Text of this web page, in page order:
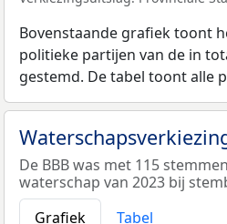
Bovenstaande grafiek toont
politieke partijen van de in
gestemd. De tabel toont alle
De BBB was met 115
waterschap van 2023 bij
Grafiek
Tabel